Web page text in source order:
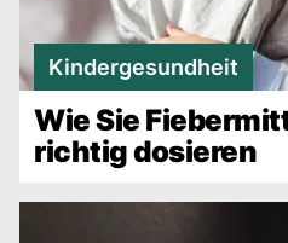
Kindergesundheit
Wie Sie
richtig dosieren